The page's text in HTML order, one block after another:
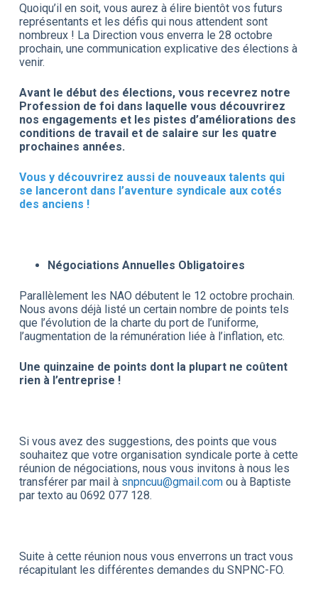
Quoiqu’il en soit, vous aurez à élire bientôt vos futurs
représentants et les défis qui nous attendent sont
nombreux ! La Direction vous enverra le 28 octobre
prochain, une communication explicative des élections à
venir.
Avant le début des élections, vous recevrez notre
Profession de foi dans laquelle vous découvrirez
nos engagements et les pistes d’améliorations des
conditions de travail et de salaire sur les quatre
prochaines années.
Vous y découvrirez aussi de nouveaux talents qui
se lanceront dans l’aventure syndicale aux cotés
des anciens !
Négociations Annuelles Obligatoires
Parallèlement les NAO débutent le 12 octobre prochain.
Nous avons déjà listé un certain nombre de points tels
que l’évolution de la charte du port de l’uniforme,
l’augmentation de la rémunération liée à l’inflation, etc.
Une quinzaine de points dont la plupart ne coûtent
rien à l’entreprise !
Si vous avez des suggestions, des points que vous
souhaitez que votre organisation syndicale porte à cette
réunion de négociations, nous vous invitons à nous les
transférer par mail à snpncuu@gmail.comou à Baptiste
par texto au 0692 077 128.
Suite à cette réunion nous vous enverrons un tract vous
récapitulant les différentes demandes du SNPNC-FO.